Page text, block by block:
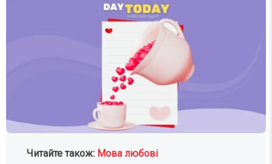
Читайте також: Мова любові